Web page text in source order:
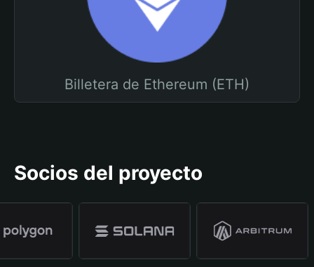
Billetera de Ethereum (ETH)
Socios del proyecto